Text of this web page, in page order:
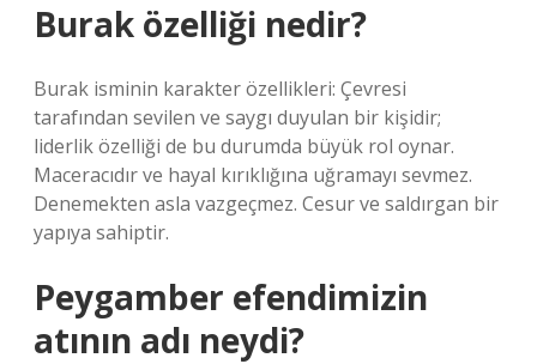
Burak özelliği nedir?
Burak isminin karakter özellikleri: Çevresi
tarafından sevilen ve saygı duyulan bir kişidir;
liderlik özelliği de bu durumda büyük rol oynar.
Maceracıdır ve hayal kırıklığına uğramayı sevmez.
Denemekten asla vazgeçmez. Cesur ve saldırgan bir
yapıya sahiptir.
Peygamber efendimizin
atının adı neydi?